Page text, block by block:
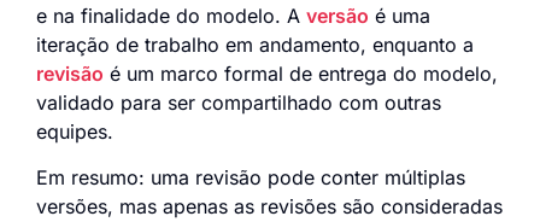
e na finalidade do modelo. A versão é uma
iteração de trabalho em andamento, enquanto a
revisão é um marco formal de entrega do modelo,
validado para ser compartilhado com outras
equipes.
Em resumo: uma revisão pode conter múltiplas
versões, mas apenas as revisões são consideradas